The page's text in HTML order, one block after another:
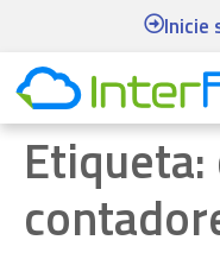
Inicie
Etiqueta: